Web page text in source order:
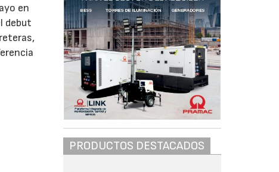
en
debut
PRODUCTOS DESTACADOS